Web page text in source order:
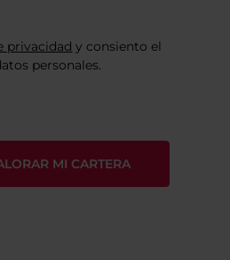
privacidad y consiento el
personales.